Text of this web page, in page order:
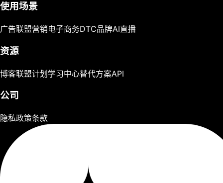
使用场景
广告联盟营销电子商务DTC品牌AI直播
资源
博客联盟计划学习中心替代方案API
公司
隐私政策条款